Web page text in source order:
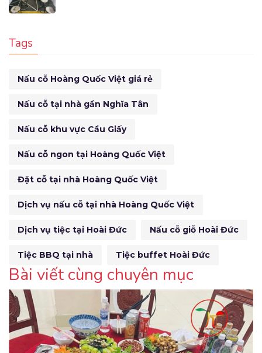
Tags
Nấu cỗ Hoàng Quốc Việt giá rẻ
Nấu cỗ tại nhà gần Nghĩa Tân
Nấu cỗ khu vực Cầu Giấy
Nấu cỗ ngon tại Hoàng Quốc Việt
Đặt cỗ tại nhà Hoàng Quốc Việt
Dịch vụ nấu cỗ tại nhà Hoàng Quốc Việt
Dịch vụ tiệc tại Hoài Đức Nấu cỗ giỗ Hoài Đức
Tiệc BBQ tại nhà Tiệc buffet Hoài Đức
Bài viết cùng chuyên mục